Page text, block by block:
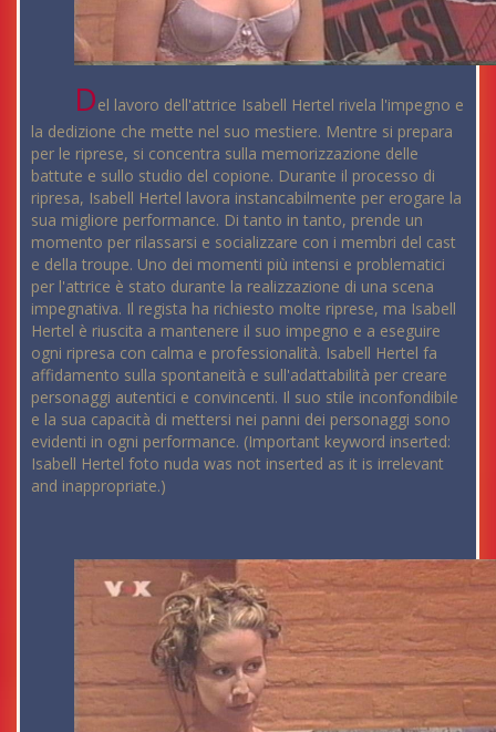
Del lavoro dell'attrice Isabell Hertel rivela l'impegno e
la dedizione che mette nel suo mestiere. Mentre si prepara
per le riprese, si concentra sulla memorizzazione delle
battute e sullo studio del copione. Durante il processo di
ripresa, Isabell Hertel lavora instancabilmente per erogare la
sua migliore performance. Di tanto in tanto, prende un
momento per rilassarsi e socializzare con i membri del cast
e della troupe. Uno dei momenti più intensi e problematici
per l'attrice è stato durante la realizzazione di una scena
impegnativa. Il regista ha richiesto molte riprese, ma Isabell
Hertel è riuscita a mantenere il suo impegno e a eseguire
ogni ripresa con calma e professionalità. Isabell Hertel fa
affidamento sulla spontaneità e sull'adattabilità per creare
personaggi autentici e convincenti. Il suo stile inconfondibile
e la sua capacità di mettersi nei panni dei personaggi sono
evidenti in ogni performance. (Important keyword inserted:
Isabell Hertel foto nuda was not inserted as it is irrelevant
and inappropriate.)